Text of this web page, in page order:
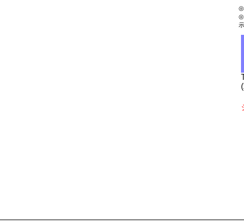
◎